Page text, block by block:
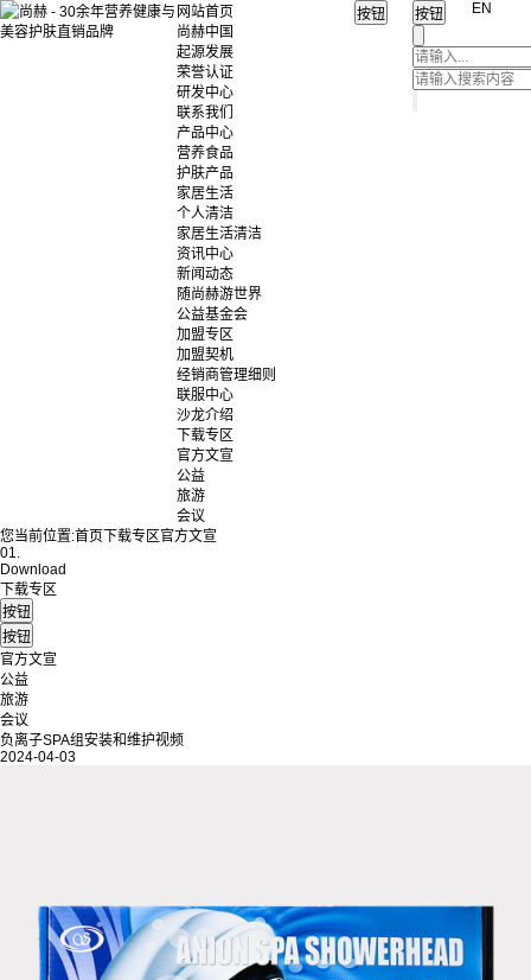
网站首页
尚赫中国
起源发展
荣誉认证
研发中心
联系我们
产品中心
营养食品
护肤产品
家居生活
个人清洁
家居生活清洁
资讯中心
新闻动态
随尚赫游世界
公益基金会
加盟专区
加盟契机
经销商管理细则
联服中心
沙龙介绍
下载专区
官方文宣
公益
旅游
会议
EN
您当前位置:首页 下载专区官方文宣
01.
Download
下载专区
官方文宣
公益
旅游
会议
负离子SPA组安装和维护视频
2024-04-03